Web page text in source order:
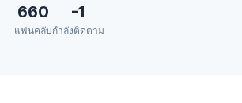
660
แฟนคลับ
-1
กำลังติดตาม